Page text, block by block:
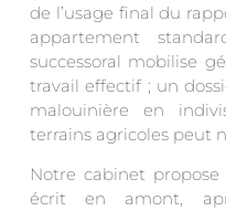
de l’usage final du
appartement
successoral mobilise
travail effectif ; un
malouinière en
terrains agricoles peut
Notre cabinet
écrit en amont,